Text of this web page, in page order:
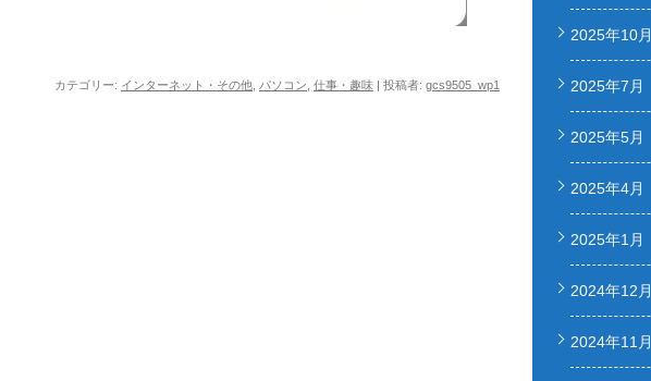
カテゴリー: インターネット・その他 パソコン 仕事・趣味 投稿者: gcs9505_wp1
2025年10月
2025年7月
2025年5月
2025年4月
2025年1月
2024年12月
2024年11月